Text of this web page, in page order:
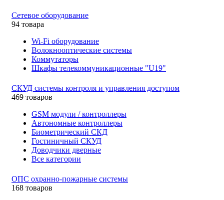
Сетевое оборудование
94 товара
Wi-Fi оборудование
Волокнооптические системы
Коммутаторы
Шкафы телекоммуникационные "U19"
СКУД системы контроля и управления доступом
469 товаров
GSM модули / контроллеры
Автономные контроллеры
Биометрический СКД
Гостиничный СКУД
Доводчики дверные
Все категории
ОПС охранно-пожарные системы
168 товаров